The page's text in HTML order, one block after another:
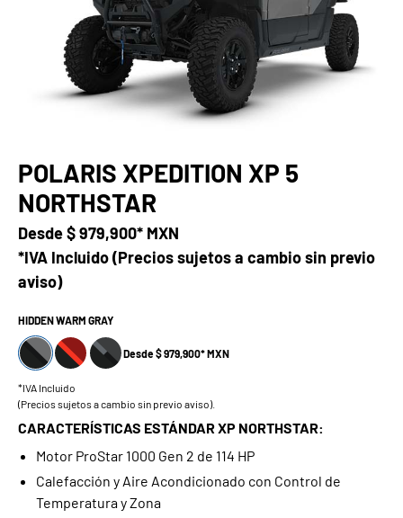
POLARIS XPEDITION XP 5
NORTHSTAR
Desde$ 979,900* MXN
*IVA Incluido (Precios sujetos a cambio sin previo
aviso)
HIDDEN WARM GRAY
Desde $ 979,900* MXN
*IVA Incluido
(Precios sujetos a cambio sin previo aviso).
CARACTERÍSTICAS ESTÁNDAR XP NORTHSTAR:
Motor ProStar 1000 Gen 2 de 114 HP
Calefacción y Aire Acondicionado con Control de
Temperatura y Zona